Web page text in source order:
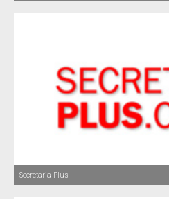
Secretaria Plus